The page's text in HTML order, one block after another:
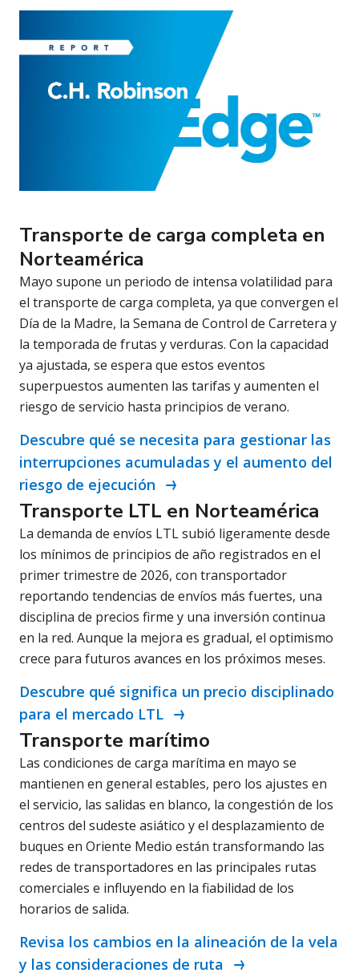
Transporte de carga completa en
Norteamérica
Mayo supone un periodo de intensa volatilidad para
el transporte de carga completa, ya que convergen el
Día de la Madre, la Semana de Control de Carretera y
la temporada de frutas y verduras. Con la capacidad
ya ajustada, se espera que estos eventos
superpuestos aumenten las tarifas y aumenten el
riesgo de servicio hasta principios de verano.
Descubre qué se necesita para gestionar las
interrupciones acumuladas y el aumento del
riesgo de ejecución
Transporte LTL en Norteamérica
La demanda de envíos LTL subió ligeramente desde
los mínimos de principios de año registrados en el
primer trimestre de 2026, con transportador
reportando tendencias de envíos más fuertes, una
disciplina de precios firme y una inversión continua
en la red. Aunque la mejora es gradual, el optimismo
crece para futuros avances en los próximos meses.
Descubre qué significa un precio disciplinado
para el mercado LTL
Transporte marítimo
Las condiciones de carga marítima en mayo se
mantienen en general estables, pero los ajustes en
el servicio, las salidas en blanco, la congestión de los
centros del sudeste asiático y el desplazamiento de
buques en Oriente Medio están transformando las
redes de transportadores en las principales rutas
comerciales e influyendo en la fiabilidad de los
horarios de salida.
Revisa los cambios en la alineación de la vela
y las consideraciones de ruta